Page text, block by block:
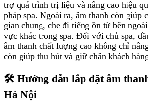
trợ quá trình trị liệu và nâng cao hiệu
pháp spa. Ngoài ra, âm thanh còn giúp
gian chung, che đi tiếng ồn từ bên
vực khác trong spa. Đối với chủ spa,
âm thanh chất lượng cao không chỉ
còn giúp thu hút và giữ chân khách
🛠 Hướng dẫn lắp đặt âm
Hà Nội